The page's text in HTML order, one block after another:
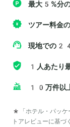
最大5%分
ツアー料金
現地での24
1人あたり
10万件以上
*「ホテル・パッケ
トアレビューに